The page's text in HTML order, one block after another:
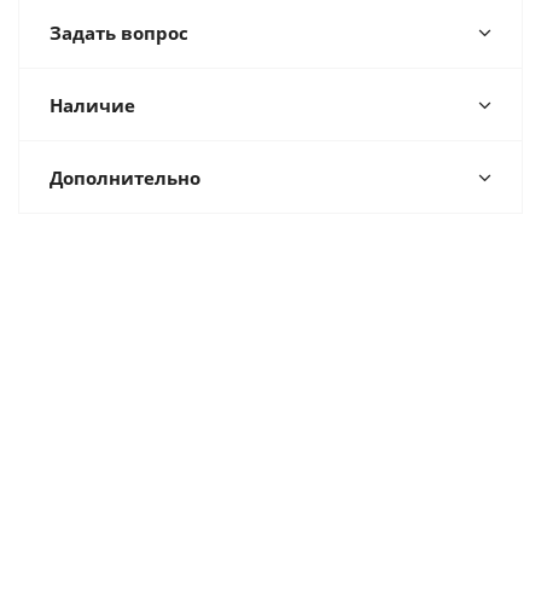
Задать вопрос
Наличие
Дополнительно